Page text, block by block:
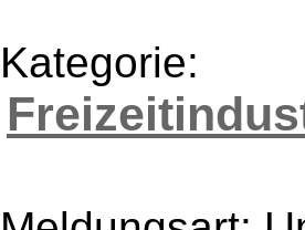
Kategorie: